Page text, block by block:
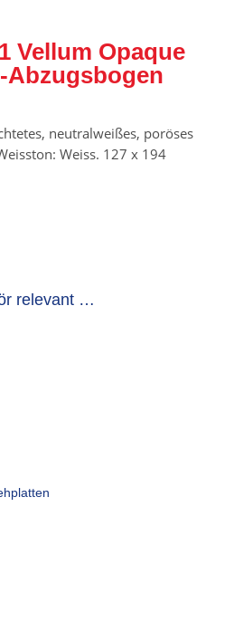
Vellum Opaque
neutralweißes, poröses
Weiss. 127 x 194
relevant …